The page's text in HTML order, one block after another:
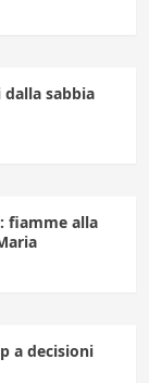
sabbia
fiamme alla
a decisioni